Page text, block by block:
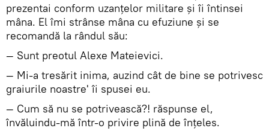
prezentai conform uzanţelor militare şi îi întinsei
mâna. El îmi strânse mâna cu efuziune şi se
recomandă la rândul său:
— Sunt preotul Alexe Mateievici.
— Mi-a tresărit inima, auzind cât de bine se potrivesc
graiurile noastre' îi spusei eu.
— Cum să nu se potrivească?! răspunse el,
învăluindu-mă într-o privire plină de înţeles.